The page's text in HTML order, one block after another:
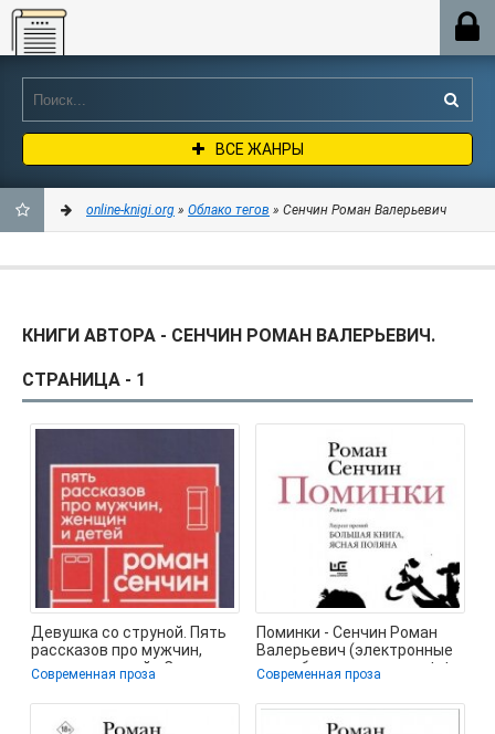
Online-knigi.org
ВСЕ ЖАНРЫ
ЗАКЛАДКИ
online-knigi.org » Облако тегов » Сенчин Роман Валерьевич
КНИГИ АВТОРА - СЕНЧИН РОМАН ВАЛЕРЬЕВИЧ.
СТРАНИЦА - 1
Девушка со струной. Пять
рассказов про мужчин,
женщин и детей - Сенчин
Роман
Современная проза
Поминки - Сенчин Роман
Валерьевич (электронные
книги без регистрации txt,
fb2) 📗
Современная проза